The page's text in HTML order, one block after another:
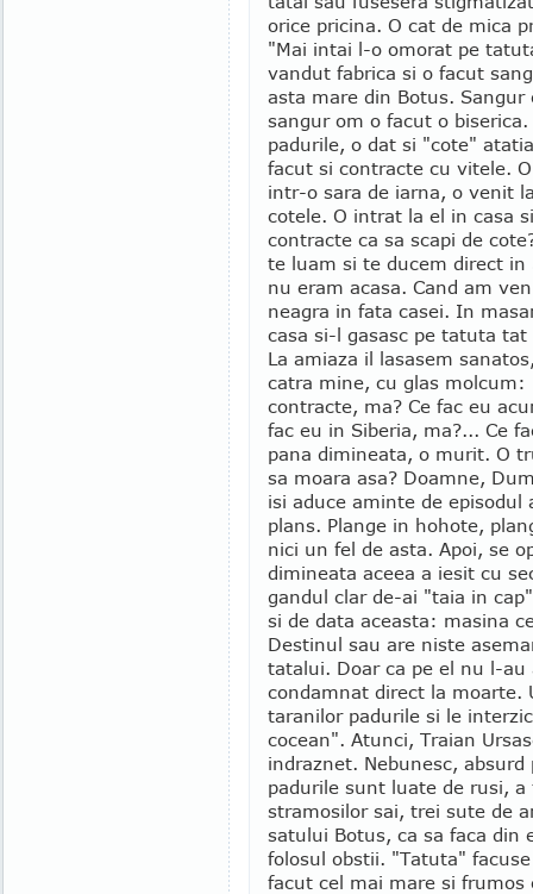
orice pricina. O cat de mica
"Mai intai l-o omorat pe
vandut fabrica si o facut
asta mare din Botus.
sangur om o facut o
padurile, o dat si "cote"
facut si contracte cu vitele.
intr-o sara de iarna, o venit
cotele. O intrat la el in casa
contracte ca sa scapi de
te luam si te ducem direct in
nu eram acasa. Cand am
neagra in fata casei. In
casa si-l gasasc pe tatuta
La amiaza il lasasem
catra mine, cu glas molcum:
contracte, ma? Ce fac eu
fac eu in Siberia, ma?... Ce
pana dimineata, o murit. O
sa moara asa? Doamne,
isi aduce aminte de episodul
plans. Plange in hohote,
nici un fel de asta. Apoi, se
dimineata aceea a iesit cu
gandul clar de-ai "taia in
si de data aceasta: masina
Destinul sau are niste
tatalui. Doar ca pe el nu l-
condamnat direct la moarte.
taranilor padurile si le
cocean". Atunci, Traian
indraznet. Nebunesc,
padurile sunt luate de rusi,
stramosilor sai, trei sute de
satului Botus, ca sa faca din
folosul obstii. "Tatuta"
facut cel mai mare si frumos